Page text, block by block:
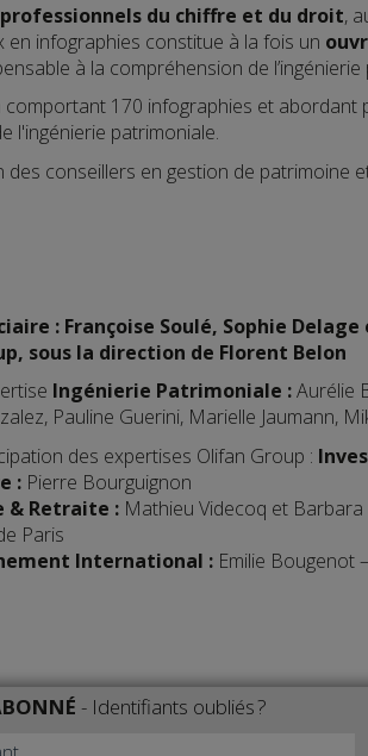
professionnels du chiffre et du droit,
en infographies constitue à la fois un
à la compréhension de
comportant 170 infographies et
l'ingénierie patrimoniale.
des conseillers en gestion de patrimoine
: Françoise Soulé, Sophie
sous la direction de Florent Belon
Ingénierie Patrimoniale :Aurélie
Pauline Guerini, Marielle Jaumann,
des expertises Olifan Group :
: Pierre Bourguignon
& Retraite : Mathieu Videcoq et
Paris
International : Emilie Bougenot –
- Identifiants oubliés ?